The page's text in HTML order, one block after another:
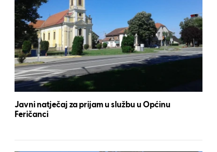
Javni natječaj za prijam u službu u Općinu
Feričanci